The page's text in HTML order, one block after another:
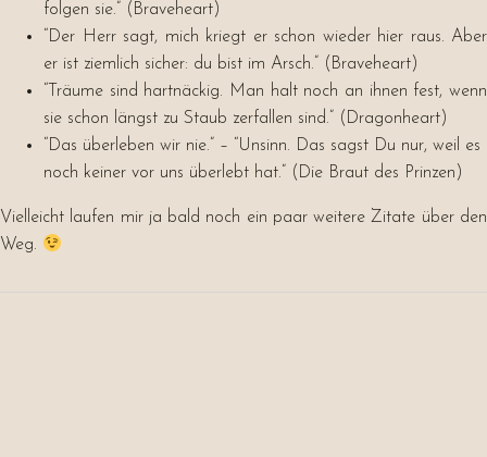
folgen sie.” (Braveheart)
“Der Herr sagt, mich kriegt er schon wieder hier raus. Aber
er ist ziemlich sicher: du bist im Arsch.” (Braveheart)
“Träume sind hartnäckig. Man halt noch an ihnen fest, wenn
sie schon längst zu Staub zerfallen sind.” (Dragonheart)
“Das überleben wir nie.” – “Unsinn. Das sagst Du nur, weil es
noch keiner vor uns überlebt hat.” (Die Braut des Prinzen)
Vielleicht laufen mir ja bald noch ein paar weitere Zitate über den
Weg.